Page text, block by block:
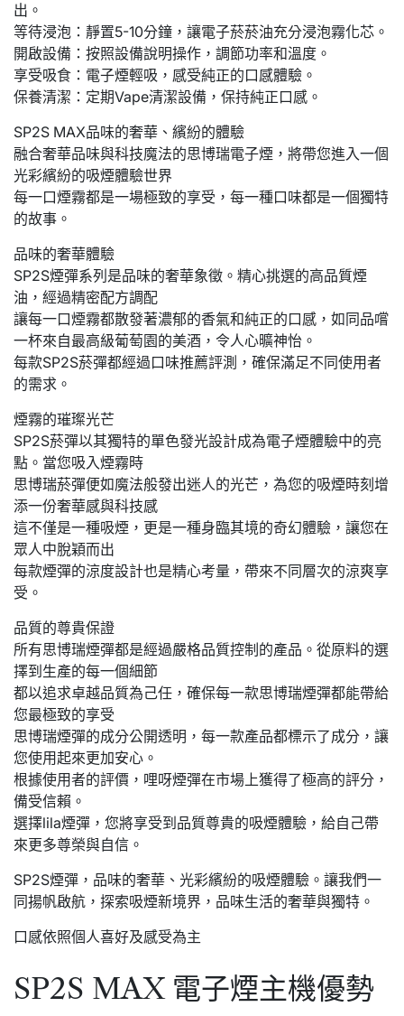
出。
等待浸泡：靜置5-10分鐘，讓電子菸菸油充分浸泡霧化芯。
開啟設備：按照設備說明操作，調節功率和溫度。
享受吸食：電子煙輕吸，感受純正的口感體驗。
保養清潔：定期Vape清潔設備，保持純正口感。
SP2S MAX品味的奢華、繽紛的體驗
融合奢華品味與科技魔法的思博瑞電子煙，將帶您進入一個
光彩繽紛的吸煙體驗世界
每一口煙霧都是一場極致的享受，每一種口味都是一個獨特
的故事。
品味的奢華體驗
SP2S煙彈系列是品味的奢華象徵。精心挑選的高品質煙
油，經過精密配方調配
讓每一口煙霧都散發著濃郁的香氣和純正的口感，如同品嚐
一杯來自最高級葡萄園的美酒，令人心曠神怡。
每款SP2S菸彈都經過口味推薦評測，確保滿足不同使用者
的需求。
煙霧的璀璨光芒
SP2S菸彈以其獨特的單色發光設計成為電子煙體驗中的亮
點。當您吸入煙霧時
思博瑞菸彈便如魔法般發出迷人的光芒，為您的吸煙時刻增
添一份奢華感與科技感
這不僅是一種吸煙，更是一種身臨其境的奇幻體驗，讓您在
眾人中脫穎而出
每款煙彈的涼度設計也是精心考量，帶來不同層次的涼爽享
受。
品質的尊貴保證
所有思博瑞煙彈都是經過嚴格品質控制的產品。從原料的選
擇到生產的每一個細節
都以追求卓越品質為己任，確保每一款思博瑞煙彈都能帶給
您最極致的享受
思博瑞煙彈的成分公開透明，每一款產品都標示了成分，讓
您使用起來更加安心。
根據使用者的評價，哩呀煙彈在市場上獲得了極高的評分，
備受信賴。
選擇lila煙彈，您將享受到品質尊貴的吸煙體驗，給自己帶
來更多尊榮與自信。
SP2S煙彈，品味的奢華、光彩繽紛的吸煙體驗。讓我們一
同揚帆啟航，探索吸煙新境界，品味生活的奢華與獨特。
口感依照個人喜好及感受為主
SP2S MAX 電子煙主機優勢